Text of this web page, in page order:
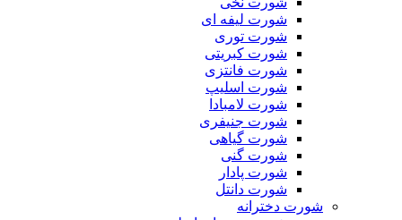
شورت لیفه ای
شورت توری
شورت کبریتی
شورت فانتزی
شورت اسلیپ
شورت لامبادا
شورت جنیفری
شورت گیاهی
شورت گنی
شورت پادار
شورت دانتل
شورت دخترانه